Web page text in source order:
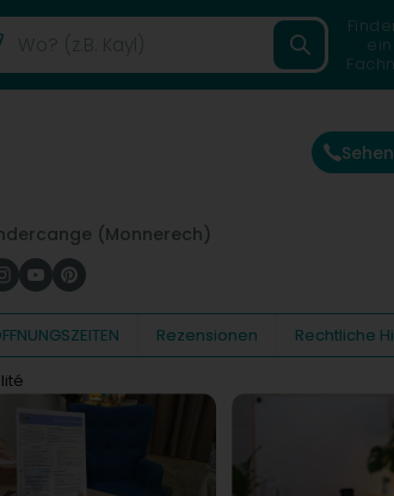
(Monnerech)
Rezensionen Rechtliche